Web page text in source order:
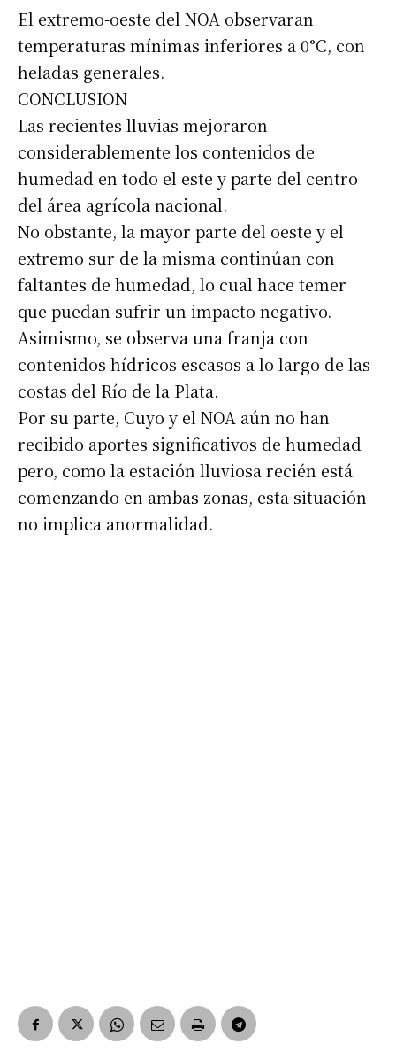
Nombre
Apellidos
Número de teléfono
El extremo-oeste del NOA observaran
temperaturas mínimas inferiores a 0°C, con
heladas generales.
CONCLUSION
Las recientes lluvias mejoraron
considerablemente los contenidos de
humedad en todo el este y parte del centro
del área agrícola nacional.
No obstante, la mayor parte del oeste y el
extremo sur de la misma continúan con
faltantes de humedad, lo cual hace temer
que puedan sufrir un impacto negativo.
Asimismo, se observa una franja con
contenidos hídricos escasos a lo largo de las
costas del Río de la Plata.
Por su parte, Cuyo y el NOA aún no han
recibido aportes significativos de humedad
pero, como la estación lluviosa recién está
comenzando en ambas zonas, esta situación
no implica anormalidad.